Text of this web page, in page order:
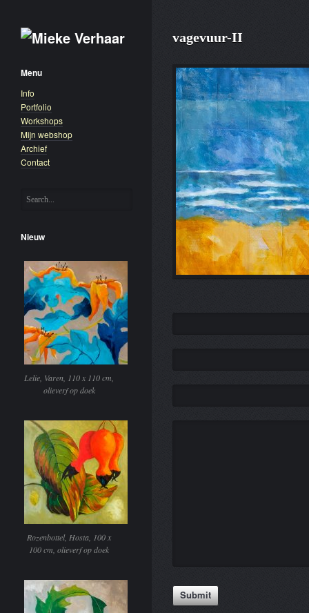
Menu
Info
Portfolio
Workshops
Mijn webshop
Archief
Contact
Nieuw
Lelie, Varen, 110 x 110 cm,
olieverf op doek
Rozenbottel, Hosta, 100 x
100 cm, olieverf op doek
vagevuur-II